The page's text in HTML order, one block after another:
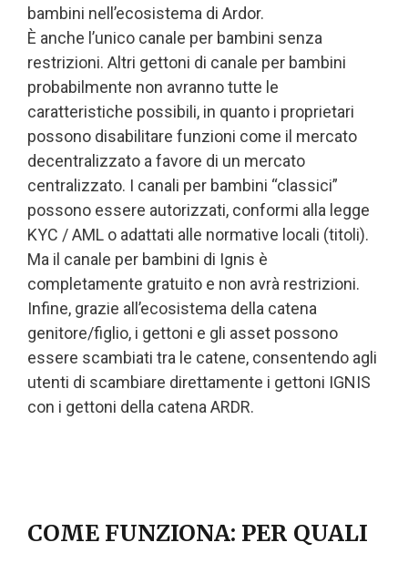
bambini nell’ecosistema di Ardor.
È anche l’unico canale per bambini senza
restrizioni. Altri gettoni di canale per bambini
probabilmente non avranno tutte le
caratteristiche possibili, in quanto i proprietari
possono disabilitare funzioni come il mercato
decentralizzato a favore di un mercato
centralizzato. I canali per bambini “classici”
possono essere autorizzati, conformi alla legge
KYC / AML o adattati alle normative locali (titoli).
Ma il canale per bambini di Ignis è
completamente gratuito e non avrà restrizioni.
Infine, grazie all’ecosistema della catena
genitore/figlio, i gettoni e gli asset possono
essere scambiati tra le catene, consentendo agli
utenti di scambiare direttamente i gettoni IGNIS
con i gettoni della catena ARDR.
COME FUNZIONA: PER QUALI